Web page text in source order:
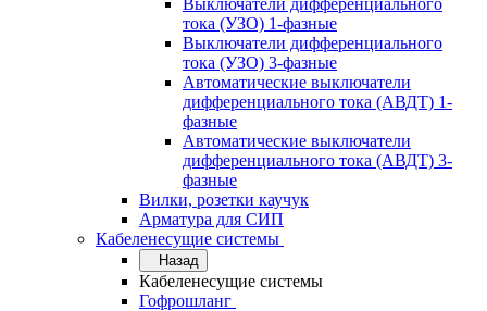
Выключатели дифференциального
тока (УЗО) 1-фазные
Выключатели дифференциального
тока (УЗО) 3-фазные
Автоматические выключатели
дифференциального тока (АВДТ) 1-
фазные
Автоматические выключатели
дифференциального тока (АВДТ) 3-
фазные
Вилки, розетки каучук
Арматура для СИП
Кабеленесущие системы
Назад
Кабеленесущие системы
Гофрошланг